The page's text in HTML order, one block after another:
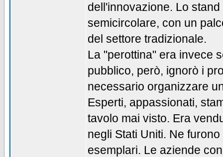
dell'innovazione. Lo
semicircolare, con un
del settore tradizionale.
La "perottina" era invece
pubblico, però, ignorò i
necessario organizzare
Esperti, appassionati,
tavolo mai visto. Era
negli Stati Uniti. Ne
esemplari. Le aziende